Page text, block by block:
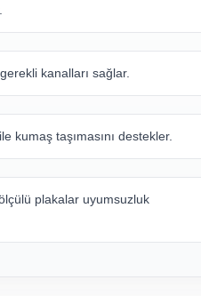
kanalları sağlar.
kumaş taşımasını destekler.
plakalar uyumsuzluk